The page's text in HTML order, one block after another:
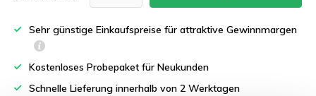
Sehr günstige Einkaufspreise für attraktive Gewinnmargen
Kostenloses Probepaket für Neukunden
Schnelle Lieferung innerhalb von 2 Werktagen